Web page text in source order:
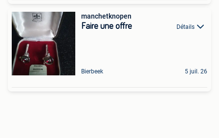
manchetknopen
Faire une offre Détails
Bierbeek 5 juil. 26